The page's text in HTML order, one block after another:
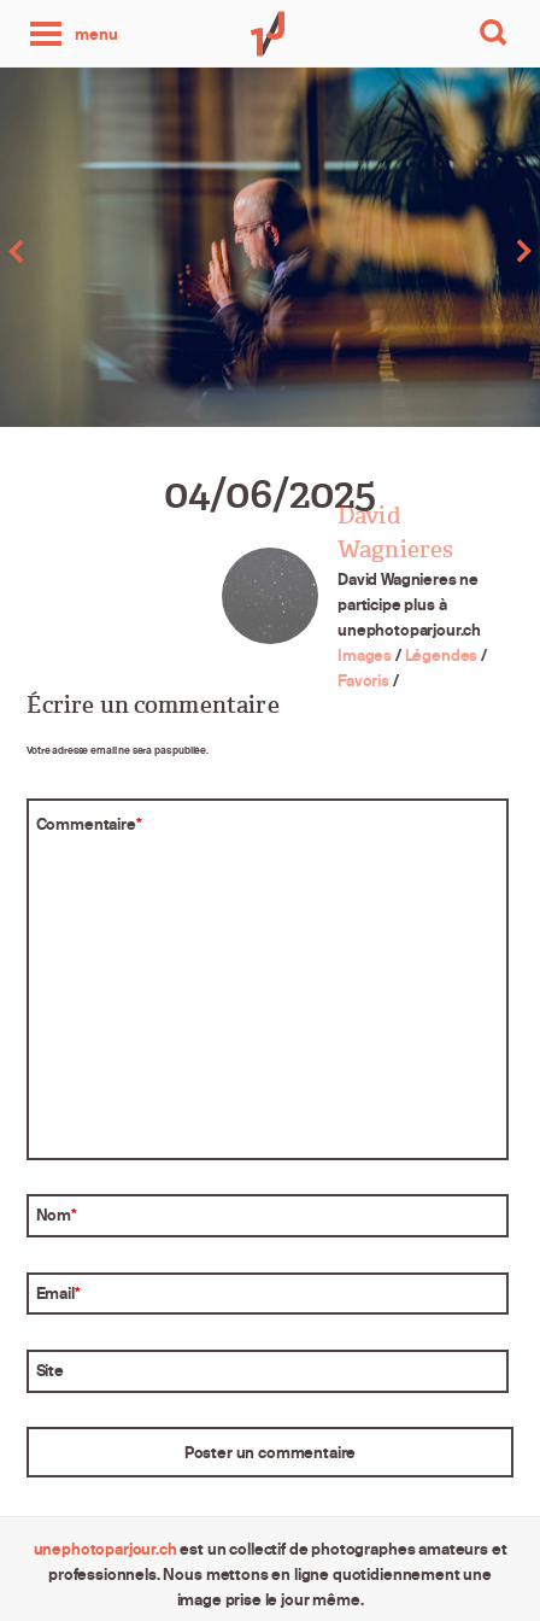
menu
photo
par
jour
04/06/2025
David
Wagnieres
David Wagnieres ne
participe plus à
unephotoparjour.ch
Images/ Légendes/
Favoris/
Écrire un commentaire
Votre adresse email ne sera pas publiée.
Commentaire*
Nom*
Email*
Site
unephotoparjour.chest un collectif de photographes amateurs et
professionnels. Nous mettons en ligne quotidiennement une
image prise le jour même.